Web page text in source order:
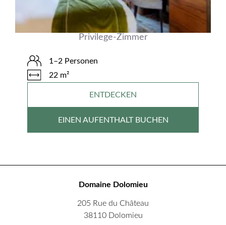
Privilege-Zimmer
1–2 Personen
22 m²
ENTDECKEN
EINEN AUFENTHALT BUCHEN
Domaine Dolomieu
205 Rue du Château
38110 Dolomieu